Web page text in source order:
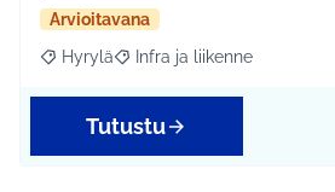
Arvioitavana
Rajaa tulokset aihepiirin mukaan:
Hyrylä Rajaa tulokset teeman
Infra ja liikenne
Tutustu